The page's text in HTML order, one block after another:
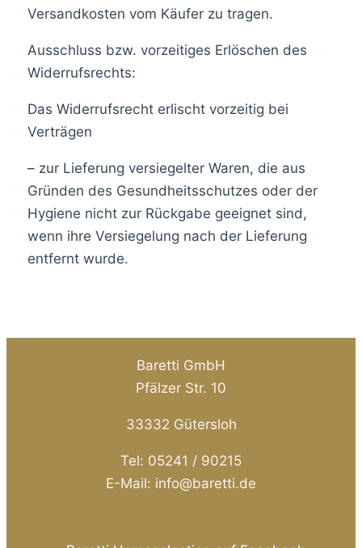
Versandkosten vom Käufer zu tragen.
Ausschluss bzw. vorzeitiges Erlöschen des
Widerrufsrechts:
Das Widerrufsrecht erlischt vorzeitig bei
Verträgen
– zur Lieferung versiegelter Waren, die aus
Gründen des Gesundheitsschutzes oder der
Hygiene nicht zur Rückgabe geeignet sind,
wenn ihre Versiegelung nach der Lieferung
entfernt wurde.
Baretti GmbH
Pfälzer Str. 10
33332 Gütersloh
Tel: 05241 / 90215
E-Mail: info@baretti.de